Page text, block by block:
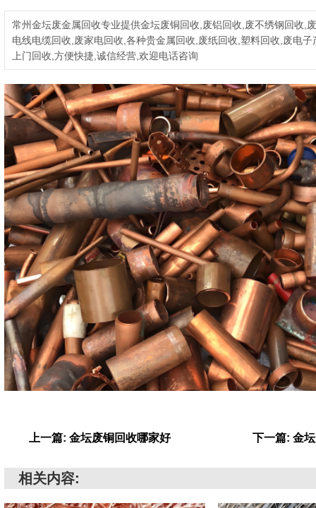
常州金坛废金属回收专业提供金坛废铜回收,废铝回收,废不绣钢回收,
电线电缆回收,废家电回收,各种贵金属回收,废纸回收,塑料回收,废电
上门回收,方便快捷,诚信经营,欢迎电话咨询
上一篇: 金坛废铜回收哪家好 下一篇: 金
相关内容: